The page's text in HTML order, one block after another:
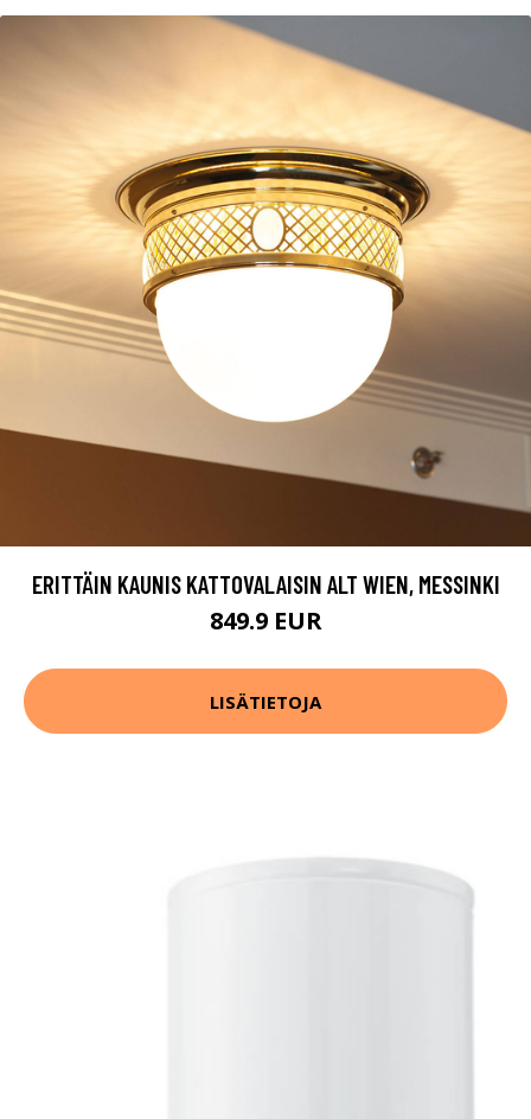
ERITTÄIN KAUNIS KATTOVALAISIN ALT WIEN, MESSINKI
849.9 EUR
LISÄTIETOJA